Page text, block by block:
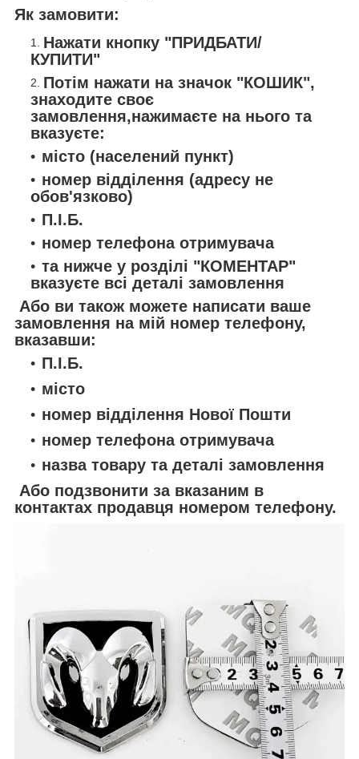
Як замовити:
Нажати кнопку "ПРИДБАТИ/
КУПИТИ"
Потім нажати на значок "КОШИК",
знаходите своє
замовлення,нажимаєте на нього та
вказуєте:
місто (населений пункт)
номер відділення (адресу не
обов'язково)
П.І.Б.
номер телефона отримувача
та нижче у розділі "КОМЕНТАР"
вказуєте всі деталі замовлення
Або ви також можете написати ваше
замовлення на мій номер телефону,
вказавши:
П.І.Б.
місто
номер відділення Нової Пошти
номер телефона отримувача
назва товару та деталі замовлення
Або подзвонити за вказаним в
контактах продавця номером телефону.